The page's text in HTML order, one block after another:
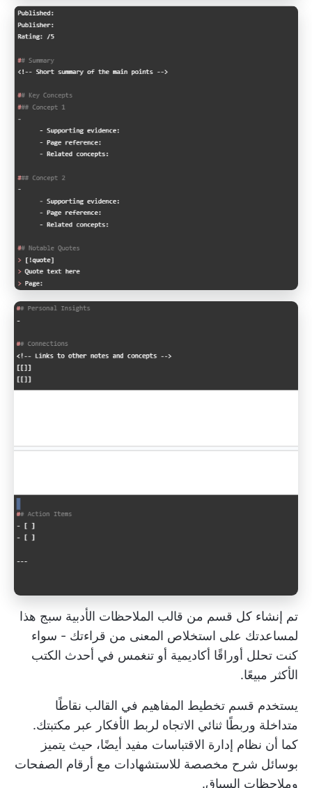
تم إنشاء كل قسم من قالب الملاحظات الأدبية سبج هذا
لمساعدتك على استخلاص المعنى من قراءتك - سواء
كنت تحلل أوراقًا أكاديمية أو تنغمس في أحدث الكتب
الأكثر مبيعًا.
يستخدم قسم تخطيط المفاهيم في القالب نقاطًا
متداخلة وربطًا ثنائي الاتجاه لربط الأفكار عبر مكتبتك.
كما أن نظام إدارة الاقتباسات مفيد أيضًا، حيث يتميز
بوسائل شرح مخصصة للاستشهادات مع أرقام الصفحات
وملاحظات السياق.